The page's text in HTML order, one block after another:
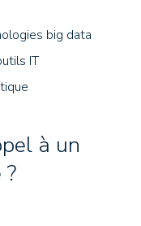
big data
IT
à un